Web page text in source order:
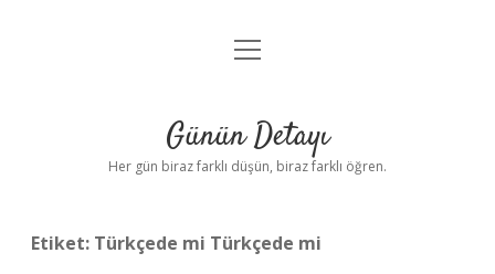
Anasayfa
Yasal Uyarı
menüyü
Günün Detayı
Her gün biraz farklı düşün, biraz farklı öğren.
Etiket: Türkçede mi Türkçede mi